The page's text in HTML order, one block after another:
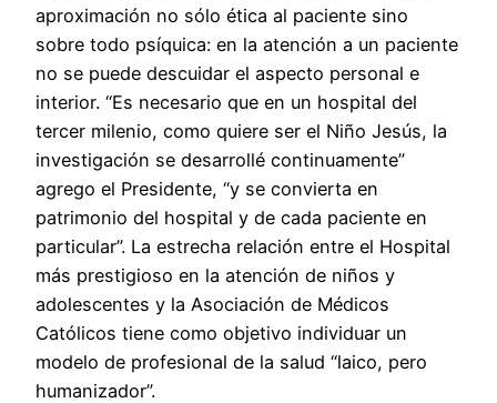
aproximación no sólo ética al paciente sino
sobre todo psíquica: en la atención a un paciente
no se puede descuidar el aspecto personal e
interior. “Es necesario que en un hospital del
tercer milenio, como quiere ser el Niño Jesús, la
investigación se desarrollé continuamente”
agrego el Presidente, “y se convierta en
patrimonio del hospital y de cada paciente en
particular”. La estrecha relación entre el Hospital
más prestigioso en la atención de niños y
adolescentes y la Asociación de Médicos
Católicos tiene como objetivo individuar un
modelo de profesional de la salud “laico, pero
humanizador”.